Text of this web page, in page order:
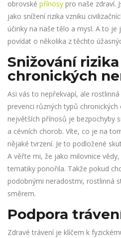
obrovské přínosy pro naše zdraví.
jako snížení rizika vzniku
účinky na naše tělo a mysl. A to je
povídat o několika z těchto
Snižování
chronických
Asi vás to nepřekvapí, ale
prevenci různých typů chronických
největších přínosů je bezpochyby
a cévních chorob. Víte, co je na
nějaké tvrzení. Je to podložené
A věřte mi, že jako milovnice
tematiky ponořila. Takže pokud
podobnými neradostmi, rostlinná
směrem.
Podpora
Zdravé trávení je klíčem k